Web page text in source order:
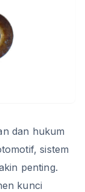
dan hukum
sistem
penting.
kunci